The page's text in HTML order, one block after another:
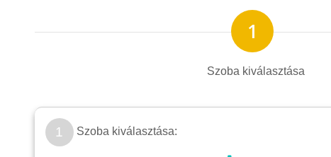
Szoba kiválasztása
1 Szoba kiválasztása: